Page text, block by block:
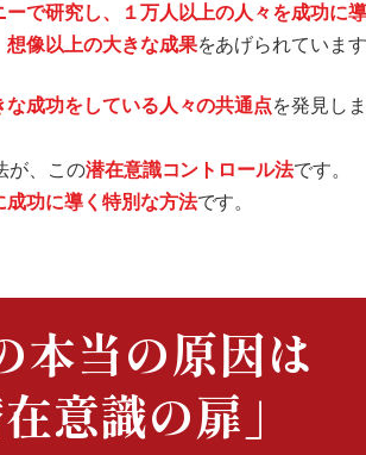
ーで研究し、１万人以上の人々を成功に
想像以上の大きな成果をあげられていま
成功をしている人々の共通点を発見し
が、この潜在意識コントロール法です。
功に導く特別な方法です。
本当の原因は
在意識の扉」